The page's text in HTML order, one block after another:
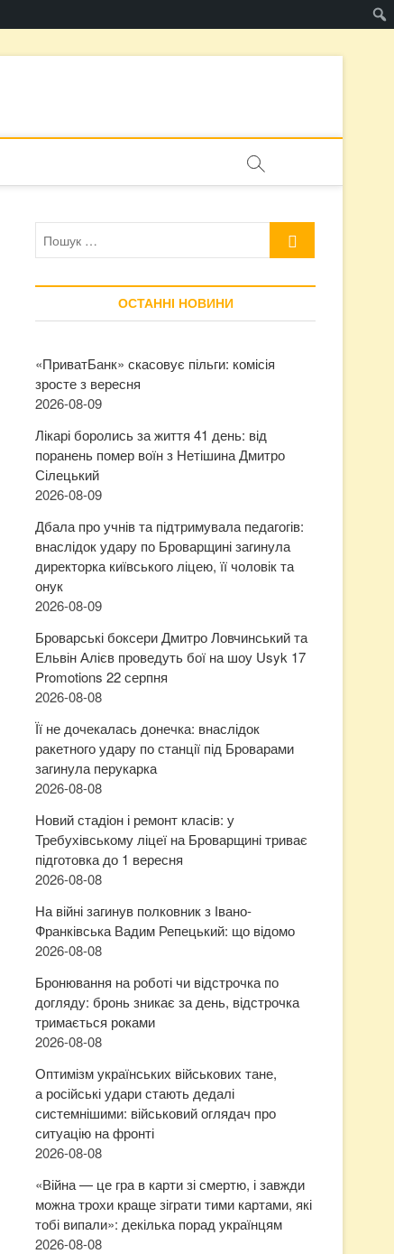
ОСТАННІ НОВИНИ
«ПриватБанк» скасовує пільги: комісія
зросте з вересня
2026-08-09
Лікарі боролись за життя 41 день: від
поранень помер воїн з Нетішина Дмитро
Сілецький
2026-08-09
Дбала про учнів та підтримувала педагогів:
внаслідок удару по Броварщині загинула
директорка київського ліцею, її чоловік та
онук
2026-08-09
Броварські боксери Дмитро Ловчинський та
Ельвін Алієв проведуть бої на шоу Usyk 17
Promotions 22 серпня
2026-08-08
Її не дочекалась донечка: внаслідок
ракетного удару по станції під Броварами
загинула перукарка
2026-08-08
Новий стадіон і ремонт класів: у
Требухівському ліцеї на Броварщині триває
підготовка до 1 вересня
2026-08-08
На війні загинув полковник з Івано-
Франківська Вадим Репецький: що відомо
2026-08-08
Бронювання на роботі чи відстрочка по
догляду: бронь зникає за день, відстрочка
тримається роками
2026-08-08
Оптимізм українських військових тане,
а російські удари стають дедалі
системнішими: військовий оглядач про
ситуацію на фронті
2026-08-08
«Війна — це гра в карти зі смертю, і завжди
можна трохи краще зіграти тими картами, які
тобі випали»: декілька порад українцям
2026-08-08